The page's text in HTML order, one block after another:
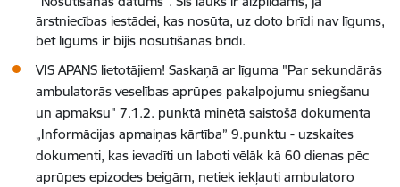
ārstniecības iestādei, kas nosūta, uz doto brīdi nav līgums,
bet līgums ir bijis nosūtīšanas brīdī.
VIS APANS lietotājiem! Saskaņā ar līguma "Par sekundārās
ambulatorās veselības aprūpes pakalpojumu sniegšanu
un apmaksu" 7.1.2. punktā minētā saistošā dokumenta
„Informācijas apmaiņas kārtība” 9.punktu - uzskaites
dokumenti, kas ievadīti un laboti vēlāk kā 60 dienas pēc
aprūpes epizodes beigām, netiek iekļauti ambulatoro